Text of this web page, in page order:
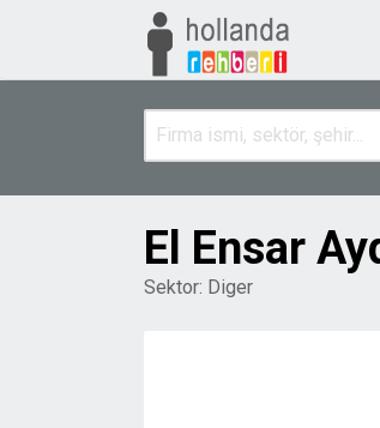
El Ensar
Sektor: Diger